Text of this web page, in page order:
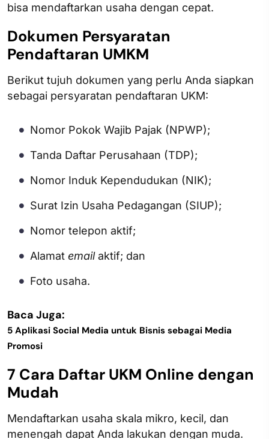
bisa mendaftarkan usaha dengan cepat.
Dokumen Persyaratan
Pendaftaran UMKM
Berikut tujuh dokumen yang perlu Anda siapkan
sebagai persyaratan pendaftaran UKM:
Nomor Pokok Wajib Pajak (NPWP);
Tanda Daftar Perusahaan (TDP);
Nomor Induk Kependudukan (NIK);
Surat Izin Usaha Pedagangan (SIUP);
Nomor telepon aktif;
Alamat emailaktif; dan
Foto usaha.
Baca Juga:
5 Aplikasi Social Media untuk Bisnis sebagai Media
Promosi
7 Cara Daftar UKM Online dengan
Mudah
Mendaftarkan usaha skala mikro, kecil, dan
menengah dapat Anda lakukan dengan muda.